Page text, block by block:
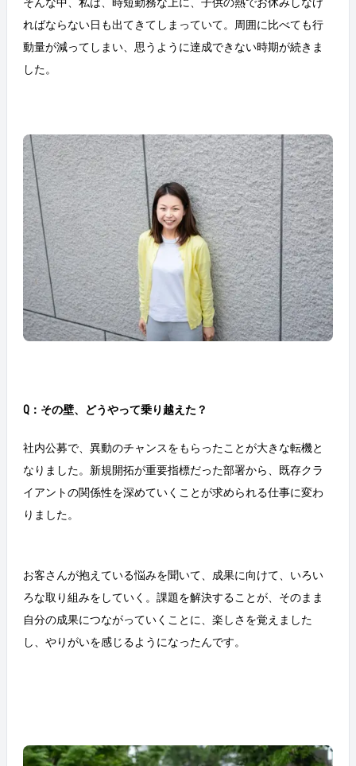
ればならない日も出てきてしまっていて。周囲に比べても行
動量が減ってしまい、思うように達成できない時期が続きま
した。
Q：その壁、どうやって乗り越えた？
社内公募で、異動のチャンスをもらったことが大きな転機と
なりました。新規開拓が重要指標だった部署から、既存クラ
イアントの関係性を深めていくことが求められる仕事に変わ
りました。
お客さんが抱えている悩みを聞いて、成果に向けて、いろい
ろな取り組みをしていく。課題を解決することが、そのまま
自分の成果につながっていくことに、楽しさを覚えました
し、やりがいを感じるようになったんです。